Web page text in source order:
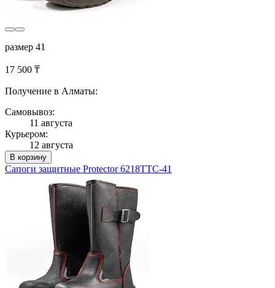
размер 41
17 500 ₸
Получение в Алматы:
Самовывоз:
11 августа
Курьером:
12 августа
В корзину
Сапоги защитные Protector 6218ТТС-41